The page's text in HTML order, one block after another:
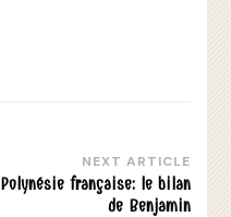
NEXT ARTICLE
Polynésie française: le bilan
de Benjamin